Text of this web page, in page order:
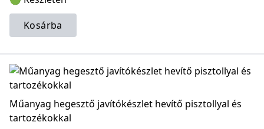
Kosárba
Műanyag hegesztő javítókészlet hevítő pisztollyal és
tartozékokkal